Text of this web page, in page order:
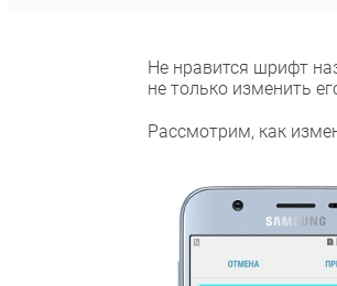
Не нравится шрифт
не только изменить
Рассмотрим, как